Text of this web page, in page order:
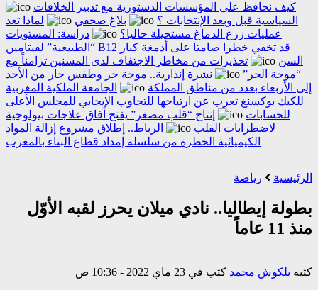
كيف نحافظ على المؤسسات الدستورية مع تدبير الخلافات
السياسية قبل وبعد الإنتخابات ؟
بلاغ صحفي
لماذا تعد
عمليات زرع الدماغ مستحيلة حاليا؟
دراسة: المستويات
“الطبيعية” لفيتامين B12 قد تخفي خطرا صامتا على أدمغة كبار
السن
تحذيرات من مخاطر الاجتفاف لدى المسنين تزامناً مع
“موجة الحر”
نشرة إنذارية.. موجة حر وطقس حار من الأحد
إلى الأربعاء بعدد من مناطق المملكة
الجامعة الملكية المغربية
للكيك بوكسنغ تعرب عن ارتياحها للتجاوب الإيجابي للمجلس الأعلى
للحسابات
إنتاج “قلب مصغر” يفتح آفاق علاجات بيولوجية
لاضطرابات القلب
الرباط.. إطلاق مشروع إزالة المواد
الكيميائية الخطرة من سلسلة إمداد قطاع البناء بالمغرب
الرئيسية رياضة
بطولة إيطاليا.. نادي ميلان يحرز لقبه الأوّل
منذ 11 عاماً
كتبه بلكوش محمد كتب في 23 ماي 2022 - 10:36 ص